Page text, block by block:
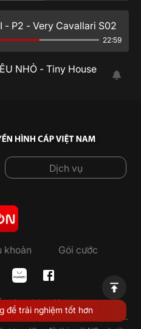
- P2 - Very Cavallari S02
22:59
NHỎ - Tiny House
Dịch vụ
khoản Gói cước
hình Cáp Việt Nam.
Ba Đình, Hà Nội, Việt Nam.
để trải nghiệm tốt hơn